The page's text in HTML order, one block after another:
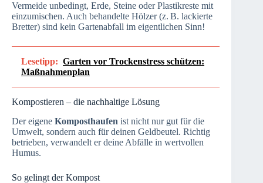
Vermeide unbedingt, Erde, Steine oder Plastikreste mit
einzumischen. Auch behandelte Hölzer (z. B. lackierte
Bretter) sind kein Gartenabfall im eigentlichen Sinn!
Lesetipp: Garten vor Trockenstress schützen:
Maßnahmenplan
Kompostieren – die nachhaltige Lösung
Der eigene Komposthaufen ist nicht nur gut für die
Umwelt, sondern auch für deinen Geldbeutel. Richtig
betrieben, verwandelt er deine Abfälle in wertvollen
Humus.
So gelingt der Kompost